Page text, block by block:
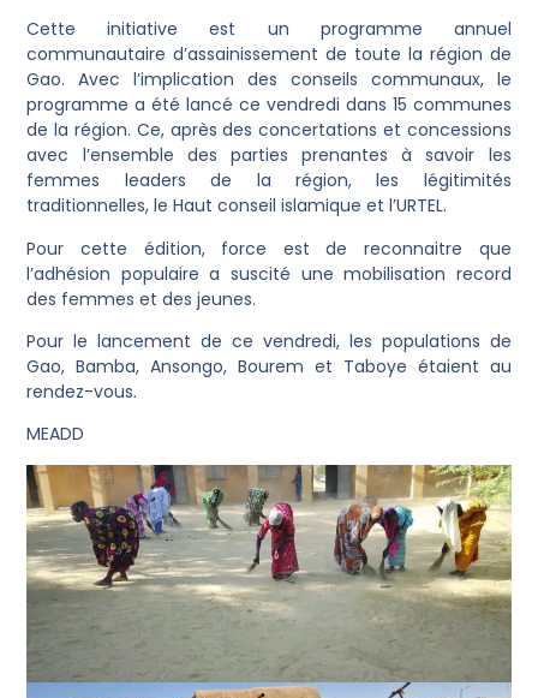
Cette initiative est un programme annuel
communautaire d’assainissement de toute la région de
Gao. Avec l’implication des conseils communaux, le
programme a été lancé ce vendredi dans 15 communes
de la région. Ce, après des concertations et concessions
avec l’ensemble des parties prenantes à savoir les
femmes leaders de la région, les légitimités
traditionnelles, le Haut conseil islamique et l’URTEL.
Pour cette édition, force est de reconnaitre que
l’adhésion populaire a suscité une mobilisation record
des femmes et des jeunes.
Pour le lancement de ce vendredi, les populations de
Gao, Bamba, Ansongo, Bourem et Taboye étaient au
rendez-vous.
MEADD